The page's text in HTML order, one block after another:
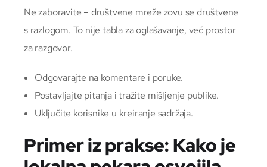
Ne zaboravite – društvene mreže zovu se društvene
s razlogom. To nije tabla za oglašavanje, već prostor
za razgovor.
Odgovarajte na komentare i poruke.
Postavljajte pitanja i tražite mišljenje publike.
Uključite korisnike u kreiranje sadržaja.
Primer iz prakse: Kako je